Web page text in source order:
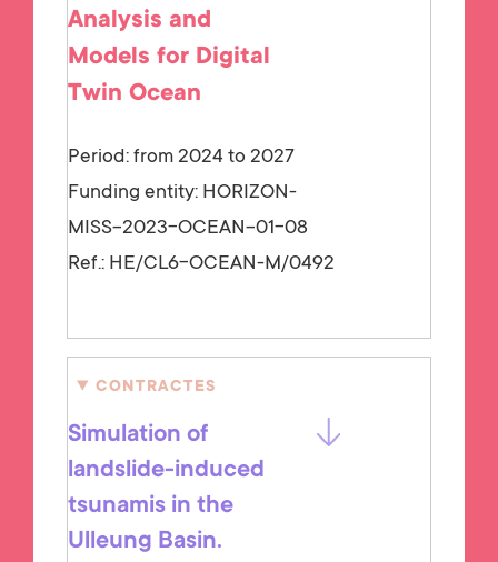
Analysis and
Models for Digital
Twin Ocean
Period: from 2024 to 2027
Funding entity: HORIZON-
MISS-2023-OCEAN-01-08
Ref.: HE/CL6-OCEAN-M/0492
CONTRACTES
Simulation of
landslide-induced
tsunamis in the
Ulleung Basin.